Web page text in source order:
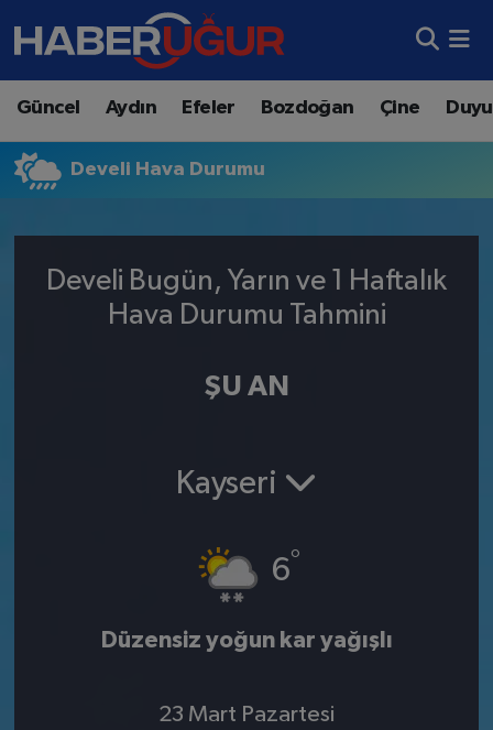
Güncel Aydın Efeler Bozdoğan Çine
Develi Hava Durumu
Develi Bugün, Yarın ve 1 Haftalık
Hava Durumu Tahmini
ŞU AN
Kayseri
6°
Düzensiz yoğun kar yağışlı
23 Mart Pazartesi
Aydın Nöbetçi Eczaneler
Aydın Hava Durumu
Süper Lig Puan Durumu ve Fikstür